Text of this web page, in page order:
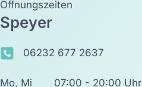
Öffnungszeiten
Speyer
06232 677 2637
Mo, Mi
07:00 - 20:00 Uhr